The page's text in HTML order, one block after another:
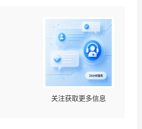
关注获取更多信息